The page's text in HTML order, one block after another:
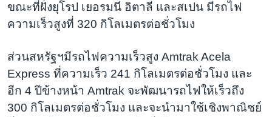
ขณะที่ฝั่งยุโรป เยอรมนี อิตาลี และสเปน มีรถไฟ
ความเร็วสูงที่ 320 กิโลเมตรต่อชั่วโมง
ส่วนสหรัฐฯมีรถไฟความเร็วสูง Amtrak Acela
Express ที่ความเร็ว 241 กิโลเมตรต่อชั่วโมง และ
อีก 4 ปีข้างหน้า Amtrak จะพัฒนารถไฟให้เร็วถึง
300 กิโลเมตรต่อชั่วโมง และจะนำมาใช้เชิงพาณิชย์